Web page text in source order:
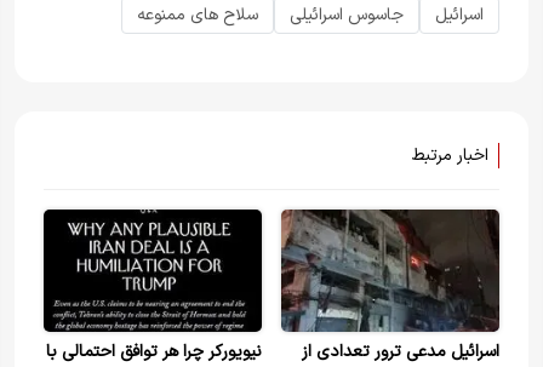
اسرائیل جاسوس اسرائیلی سلاح های ممنوعه
اخبار مرتبط
اسرائیل مدعی ترور تعدادی از
نیویورکر چرا هر توافق احتمالی با